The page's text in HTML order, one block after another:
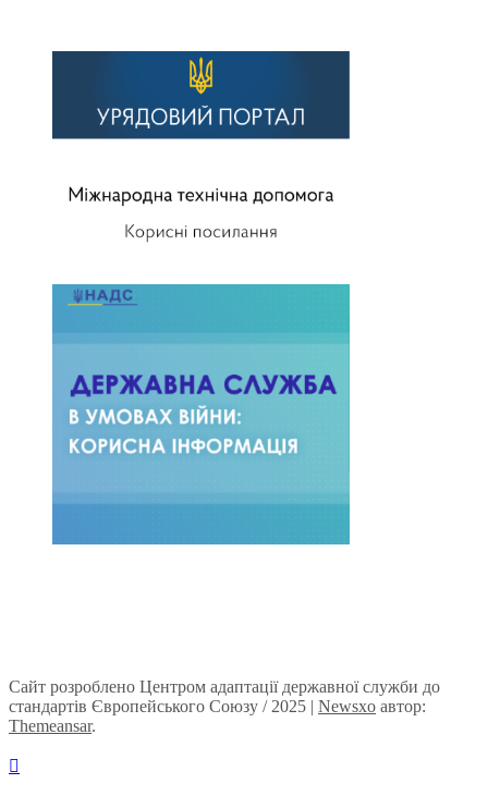
Сайт розроблено Центром адаптації державної служби до
стандартів Європейського Союзу / 2025 | Newsxo автор:
Themeansar.